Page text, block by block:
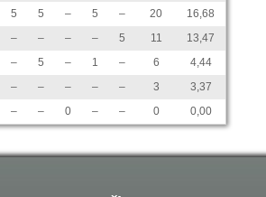
5 5 – 5 – 20
16,68
– – – – 5 11
13,47
– 5 – 1 – 6
4,44
– – – – – 3
3,37
– – 0 – – 0 0,00